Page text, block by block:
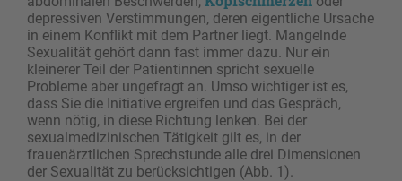
depressiven Verstimmungen, deren eigentliche Ursache
in einem Konflikt mit dem Partner liegt. Mangelnde
Sexualität gehört dann fast immer dazu. Nur ein
kleinerer Teil der Patientinnen spricht sexuelle
Probleme aber ungefragt an. Umso wichtiger ist es,
dass Sie die Initiative ergreifen und das Gespräch,
wenn nötig, in diese Richtung lenken. Bei der
sexualmedizinischen Tätigkeit gilt es, in der
frauenärztlichen Sprechstunde alle drei Dimensionen
der Sexualität zu berücksichtigen (Abb. 1).